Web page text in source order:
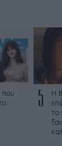
που
5
Η
το